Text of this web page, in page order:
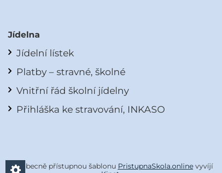
Jídelna
Jídelní lístek
Platby – stravné, školné
Vnitřní řád školní jídelny
Přihláška ke stravování, INKASO
Všeobecně přístupnou šablonu PristupnaSkola.onlinevyvíjí